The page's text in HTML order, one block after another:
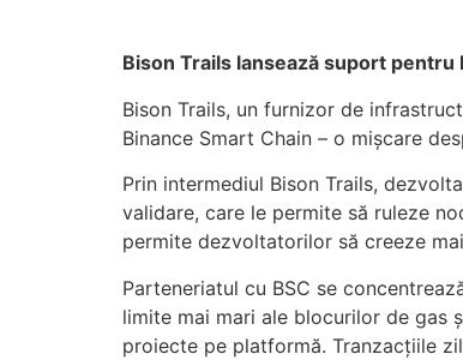
Bison Trails lansează suport pentru
Bison Trails, un furnizor de
Binance Smart Chain – o mișcare
Prin intermediul Bison Trails,
validare, care le permite să ruleze
permite dezvoltatorilor să creeze
Parteneriatul cu BSC se
limite mai mari ale blocurilor de gas
proiecte pe platformă. Tranzacțiile